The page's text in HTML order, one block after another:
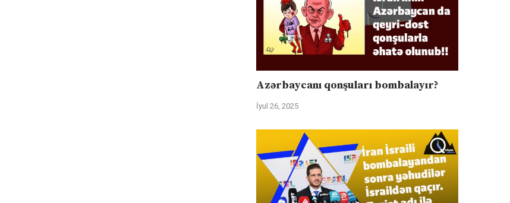
Azərbaycanı qonşuları bombalayır?
İyul 26, 2025